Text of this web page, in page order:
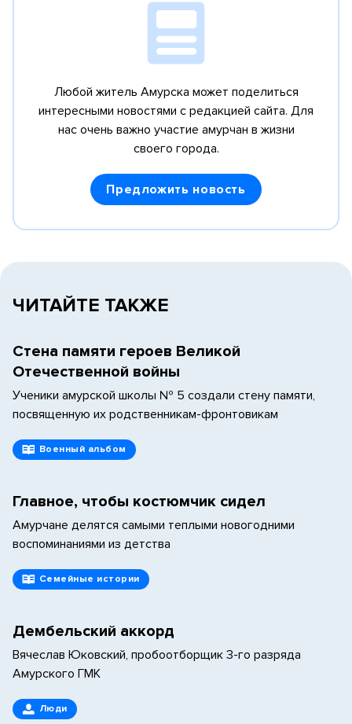
Любой житель Амурска может поделиться
интересными новостями с редакцией сайта. Для
нас очень важно участие амурчан в жизни
своего города.
Предложить новость
ЧИТАЙТЕ ТАКЖЕ
Стена памяти героев Великой
Отечественной войны
Ученики амурской школы № 5 создали стену памяти,
посвященную их родственникам-фронтовикам
Военный альбом
Главное, чтобы костюмчик сидел
Амурчане делятся самыми теплыми новогодними
воспоминаниями из детства
Семейные истории
Дембельский аккорд
Вячеслав Юковский, пробоотборщик 3-го разряда
Амурского ГМК
Люди